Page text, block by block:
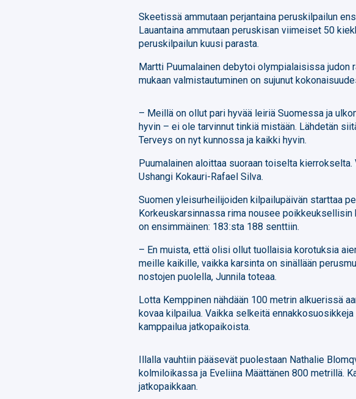
Skeetissä ammutaan perjantaina peruskilpailun
Lauantaina ammutaan peruskisan viimeiset 50
peruskilpailun kuusi parasta.
Martti Puumalainen debytoi olympialaisissa judon
mukaan valmistautuminen on sujunut
– Meillä on ollut pari hyvää leiriä Suomessa ja
hyvin – ei ole tarvinnut tinkiä mistään. Lähdetän
Terveys on nyt kunnossa ja kaikki hyvin.
Puumalainen aloittaa suoraan toiselta
Ushangi Kokauri-Rafael Silva.
Suomen yleisurheilijoiden kilpailupäivän starttaa
Korkeuskarsinnassa rima nousee
on ensimmäinen: 183:sta 188 senttiin.
– En muista, että olisi ollut tuollaisia korotuksia
meille kaikille, vaikka karsinta on sinällään
nostojen puolella, Junnila toteaa.
Lotta Kemppinen nähdään 100 metrin alkuerissä
kovaa kilpailua. Vaikka selkeitä
kamppailua jatkopaikoista.
Illalla vauhtiin pääsevät puolestaan Nathalie
kolmiloikassa ja Eveliina Määttänen 800 metrillä.
jatkopaikkaan.